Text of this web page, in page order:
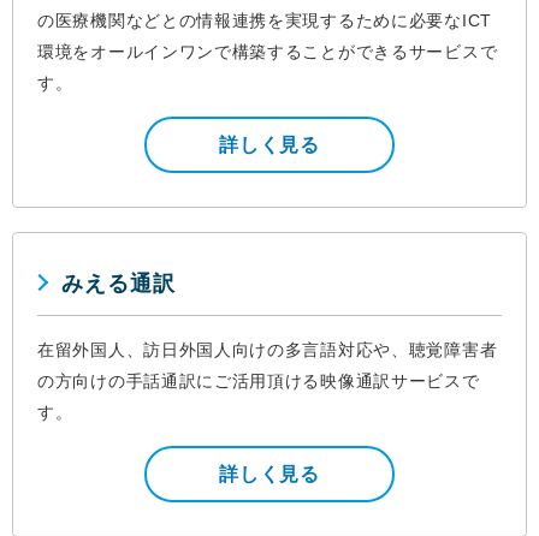
の医療機関などとの情報連携を実現するために必要なICT
環境をオールインワンで構築することができるサービスで
す。
詳しく見る
みえる通訳
在留外国人、訪日外国人向けの多言語対応や、聴覚障害者
の方向けの手話通訳にご活用頂ける映像通訳サービスで
す。
詳しく見る